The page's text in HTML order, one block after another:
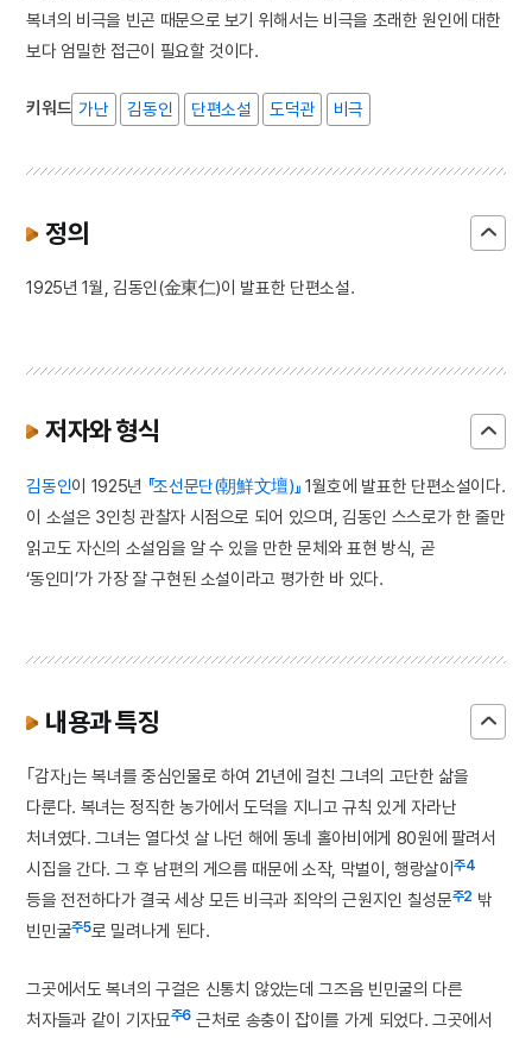
복녀의 비극을 빈곤 때문으로 보기 위해서는 비극을 초래한 원인에 대한
보다 엄밀한 접근이 필요할 것이다.
키워드 가난 김동인 단편소설 도덕관 비극
정의
1925년 1월, 김동인(金東仁)이 발표한 단편소설.
저자와 형식
김동인이 1925년 『조선문단(朝鮮文壇)』 1월호에 발표한 단편소설이다.
이 소설은 3인칭 관찰자 시점으로 되어 있으며, 김동인 스스로가 한 줄만
읽고도 자신의 소설임을 알 수 있을 만한 문체와 표현 방식, 곧
‘동인미’가 가장 잘 구현된 소설이라고 평가한 바 있다.
내용과 특징
｢감자｣는 복녀를 중심인물로 하여 21년에 걸친 그녀의 고단한 삶을
다룬다. 복녀는 정직한 농가에서 도덕을 지니고 규칙 있게 자라난
처녀였다. 그녀는 열다섯 살 나던 해에 동네 홀아비에게 80원에 팔려서
시집을 간다. 그 후 남편의 게으름 때문에 소작, 막벌이, 행랑살이주4
등을 전전하다가 결국 세상 모든 비극과 죄악의 근원지인 칠성문주2 밖
빈민굴주5로 밀려나게 된다.
그곳에서도 복녀의 구걸은 신통치 않았는데 그즈음 빈민굴의 다른
처자들과 같이 기자묘주6 근처로 송충이 잡이를 가게 되었다. 그곳에서